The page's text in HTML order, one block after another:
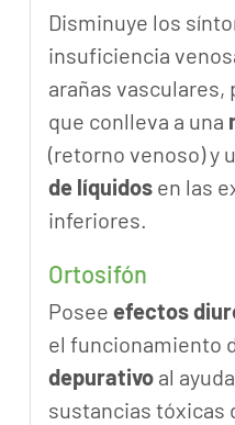
Disminuye los
insuficiencia
arañas
que conlleva a una
(retorno venoso) y
de líquidosen las
inferiores.
Ortosifón
Posee efectos
el funcionamiento
depurativoal
sustancias tóxicas